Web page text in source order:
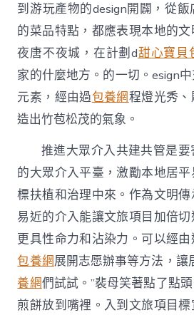
到游玩產物的design開闢，從
的菜品特點，都應表現本地的
夜唐不夜城，在計劃d甜心寶貝
家的什麼地方。的一切。esign
元素，經由過包養網程燈光秀
造出竹苞松茂的氣象。
推進大眾介入共建共管是
的大眾介入平臺，激勵本地居
標扶植和治理中來。作為文明
易近的介入能讓文旅項目加倍切
更具性命力和沾染力。可以經由
包養網展開志愿辦事等方法，讓
養網們試試。”裴母笑著點了點
煎餅放到嘴裡。入到文旅項目標